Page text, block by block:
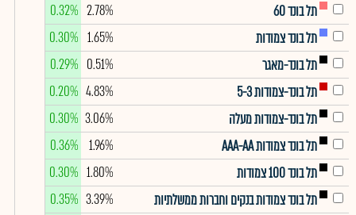
תל בונד 60
2.78%
0.32%
תל בונד צמודות
1.65%
0.30%
תל בונד-מאגר
0.51%
0.29%
תל בונד-צמודות 5-3
4.83%
0.20%
תל בונד-צמודות מעלה
3.06%
0.30%
תל בונד צמודות AAA-AA
1.96%
0.36%
תל בונד 100 צמודות
1.80%
0.30%
תל בונד צמודות בנקים וחברות ממשלתיות
3.39%
0.35%